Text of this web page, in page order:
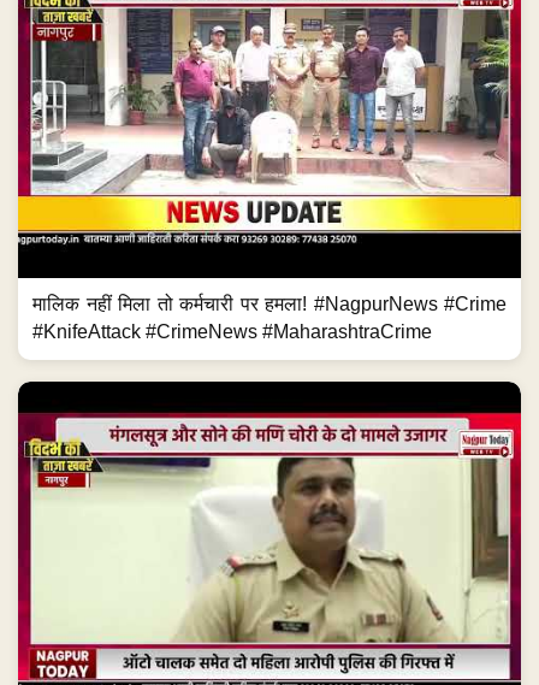
मालिक नहीं मिला तो कर्मचारी पर हमला! #NagpurNews #Crime
#KnifeAttack #CrimeNews #MaharashtraCrime